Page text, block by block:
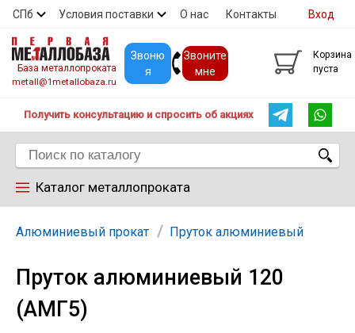
СПб Условия поставки О нас Контакты
Скидки Прайс Покупателям
Вход
База металлопроката
metall@1metallobaza.ru
Звоню
я
Звоните
мне
Корзина
пуста
Получить консультацию и спросить об акциях
Каталог металлопроката
Арматура
Труба профильная
Труба
Алюминиевый прокат Пруток алюминиевый
Пруток алюминиевый 120
(АМГ5)